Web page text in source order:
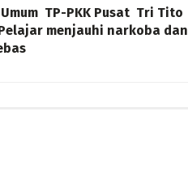
TP-PKK Pusat Tri Tito
menjauhi narkoba dan